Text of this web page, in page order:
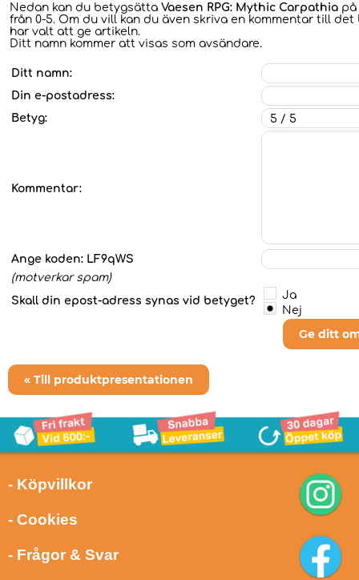
Nedan kan du betygsätta Vaesen RPG: Mythic Carpathia på
från 0-5. Om du vill kan du även skriva en kommentar till det
har valt att ge artikeln.
Ditt namn kommer att visas som avsändare.
Ditt namn:
Din e-postadress:
Betyg:
Kommentar:
Ange koden: LF9qWS
(motverkar spam)
Skall din epost-adress synas vid betyget?
Ja
Nej
Ge ditt
« Till produktpresentationen
- Köpvillkor
- Cookies
- Frågor & Svar